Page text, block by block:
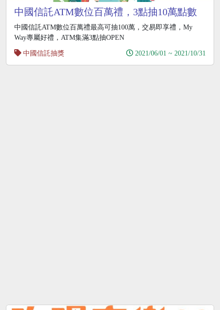
中國信託ATM數位百萬禮，3點抽10萬點數
中國信託ATM數位百萬禮最高可抽100萬，交易即享禮，My
Way專屬好禮，ATM集滿3點抽OPEN
中國信託抽獎
2021/06/01 ~ 2021/10/31